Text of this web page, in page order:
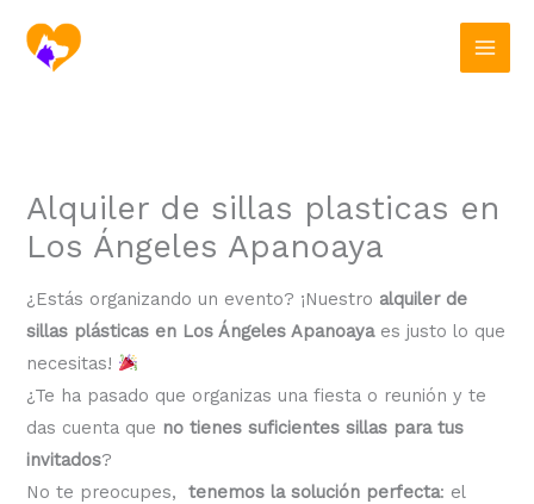
contenido
Alquiler de sillas plasticas en
Los Ángeles Apanoaya
¿Estás organizando un evento? ¡Nuestro alquiler de
sillas plásticas en Los Ángeles Apanoayaes justo lo que
necesitas!
¿Te ha pasado que organizas una fiesta o reunión y te
das cuenta que no tienes suficientes sillas para tus
invitados?
No te preocupes,
tenemos la solución perfecta: el